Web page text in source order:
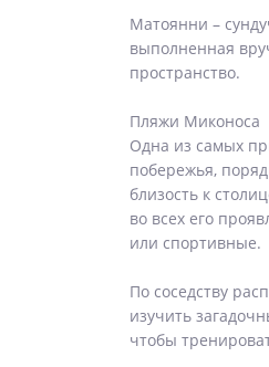
Матоянни –
выполненная
пространство.
Пляжи Миконоса
Одна из самых
побережья,
близость к
во всех его
или спортивные.
По соседству
изучить
чтобы